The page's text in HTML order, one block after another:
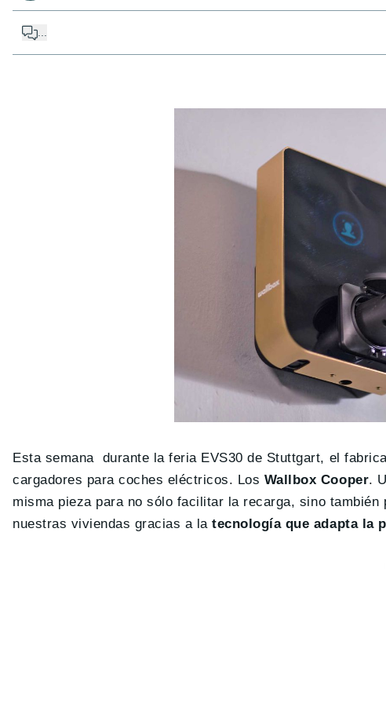
...
Esta semana durante la feria EVS30 de Stuttgart, el
cargadores para coches eléctricos. Los Wallbox Cooper.
misma pieza para no sólo facilitar la recarga, sino
nuestras viviendas gracias a latecnología que adapta la